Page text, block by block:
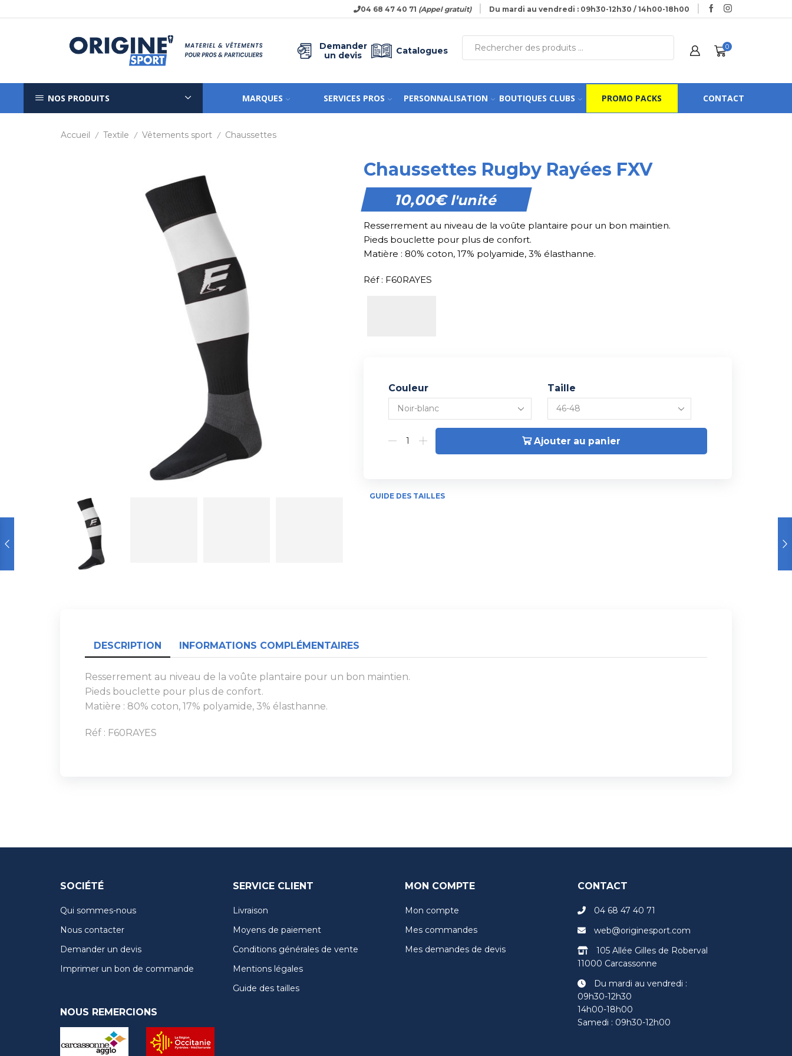
04 68 47 40 71 (Appel gratuit) Du mardi au vendredi : 09h30-12h30 / 14h00-18h00
Demander
un devis
Catalogues 0
NOS PRODUITS MARQUES SERVICES PROS PERSONNALISATION BOUTIQUES CLUBS PROMO PACKS CONTACT
Accueil / Textile / Vêtements sport / Chaussettes
Chaussettes Rugby Rayées FXV
10,00€l'unité
Resserrement au niveau de la voûte plantaire pour un bon maintien.
Pieds bouclette pour plus de confort.
Matière : 80% coton, 17% polyamide, 3% élasthanne.
Réf : F60RAYES
Couleur Taille
Ajouter au panier
GUIDE DES TAILLES
DESCRIPTION INFORMATIONS COMPLÉMENTAIRES
Resserrement au niveau de la voûte plantaire pour un bon maintien.
Pieds bouclette pour plus de confort.
Matière : 80% coton, 17% polyamide, 3% élasthanne.
Réf : F60RAYES
SOCIÉTÉ
Qui sommes-nous
Nous contacter
Demander un devis
Imprimer un bon de commande
NOUS REMERCIONS
SERVICE CLIENT
Livraison
Moyens de paiement
Conditions générales de vente
Mentions légales
Guide des tailles
MON COMPTE
Mon compte
Mes commandes
Mes demandes de devis
CONTACT
04 68 47 40 71
web@originesport.com
105 Allée Gilles de Roberval
11000 Carcassonne
Du mardi au vendredi :
09h30-12h30
14h00-18h00
Samedi : 09h30-12h00